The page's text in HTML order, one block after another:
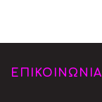
ΕΠΙΚΟΙΝΩΝΙΑ